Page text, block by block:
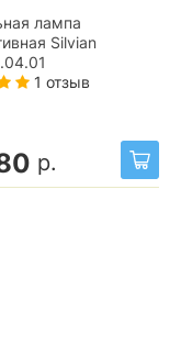
лампа
Silvian
1 отзыв
р.